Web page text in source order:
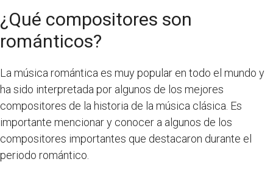
¿Qué compositores son
románticos?
La música romántica es muy popular en todo el mundo y
ha sido interpretada por algunos de los mejores
compositores de la historia de la música clásica. Es
importante mencionar y conocer a algunos de los
compositores importantes que destacaron durante el
periodo romántico.